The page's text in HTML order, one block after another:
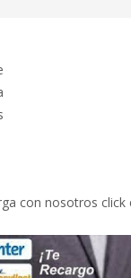
con nosotros click